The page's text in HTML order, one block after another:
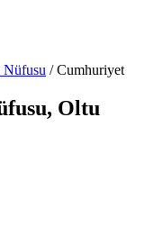
Nüfusu /Cumhuriyet
Oltu